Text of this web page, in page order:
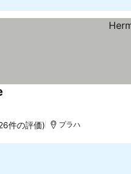
件の評価) プラハ